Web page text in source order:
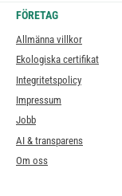
FÖRETAG
Allmänna villkor
Ekologiska certifikat
Integritetspolicy
Impressum
Jobb
AI & transparens
Om oss